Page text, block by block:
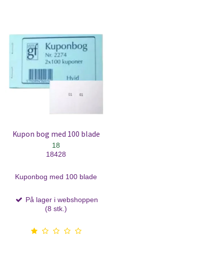
Kupon bog med 100 blade
18
18428
Kuponbog med 100 blade
På lager i webshoppen
(8 stk.)